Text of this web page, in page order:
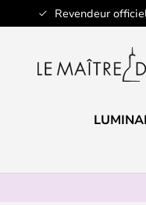
Revendeur
Allez
au